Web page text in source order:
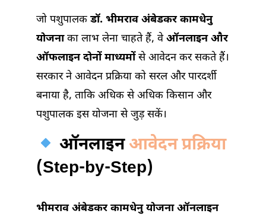
जो पशुपालक डॉ. भीमराव अंबेडकर कामधेनु
योजनाका लाभ लेना चाहते हैं, वेऑनलाइन और
ऑफलाइन दोनों माध्यमोंसे आवेदन कर सकते हैं।
सरकार ने आवेदन प्रक्रिया को सरल और पारदर्शी
बनाया है, ताकि अधिक से अधिक किसान और
पशुपालक इस योजना से जुड़ सकें।
ऑनलाइनआवेदन प्रक्रिया
(Step-by-Step)
भीमराव अंबेडकर कामधेनु योजना ऑनलाइन